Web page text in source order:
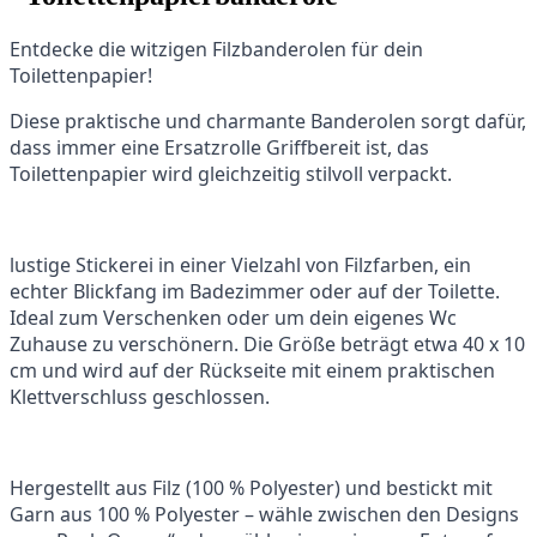
Entdecke die witzigen Filzbanderolen für dein
Toilettenpapier!
Diese praktische und charmante Banderolen sorgt dafür,
dass immer eine Ersatzrolle Griffbereit ist, das
Toilettenpapier wird gleichzeitig stilvoll verpackt.
lustige Stickerei in einer Vielzahl von Filzfarben, ein
echter Blickfang im Badezimmer oder auf der Toilette.
Ideal zum Verschenken oder um dein eigenes Wc
Zuhause zu verschönern. Die Größe beträgt etwa 40 x 10
cm und wird auf der Rückseite mit einem praktischen
Klettverschluss geschlossen.
Hergestellt aus Filz (100 % Polyester) und bestickt mit
Garn aus 100 % Polyester – wähle zwischen den Designs